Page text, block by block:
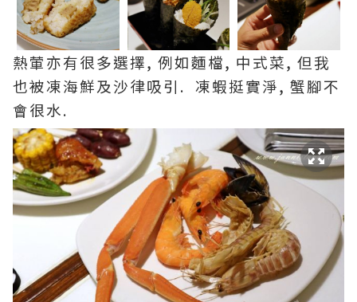
熱葷亦有很多選擇, 例如麵檔, 中式菜, 但我
也被凍海鮮及沙律吸引. 凍蝦挺實淨, 蟹腳不
會很水.